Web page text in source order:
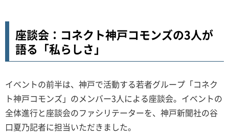
座談会：コネクト神戸コモンズの3人が
語る「私らしさ」
イベントの前半は、神戸で活動する若者グループ「コネク
ト神戸コモンズ」のメンバー3人による座談会。イベントの
全体進行と座談会のファシリテーターを、神戸新聞社の谷
口夏乃記者に担当いただきました。